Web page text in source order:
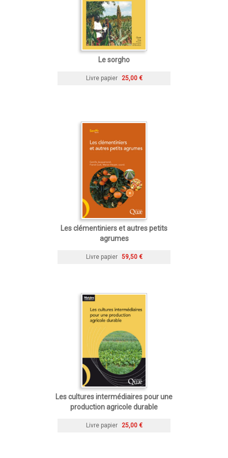
Le sorgho
Livre papier 25,00 €
Les clémentiniers et autres petits
agrumes
Livre papier 59,50 €
Les cultures intermédiaires pour une
production agricole durable
Livre papier 25,00 €